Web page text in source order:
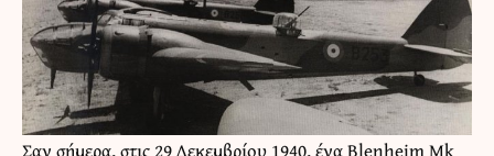
Σαν σήμερα, στις 29 Δεκεμβρίου 1940, ένα Blenheim Mk